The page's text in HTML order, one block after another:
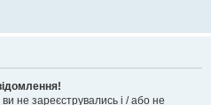
не зареєструвались і / або не